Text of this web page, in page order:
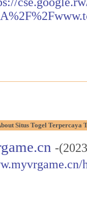
Situs Togel Terpercaya
-